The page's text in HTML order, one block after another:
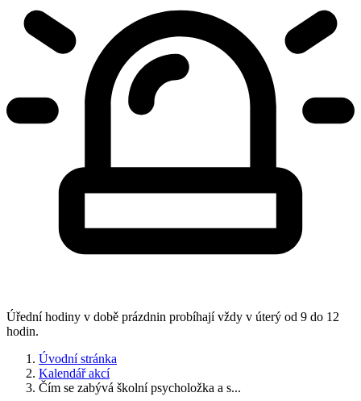
Úřední hodiny v době prázdnin probíhají vždy v úterý od 9 do 12
hodin.
Úvodní stránka
Kalendář akcí
Čím se zabývá školní psycholožka a s...